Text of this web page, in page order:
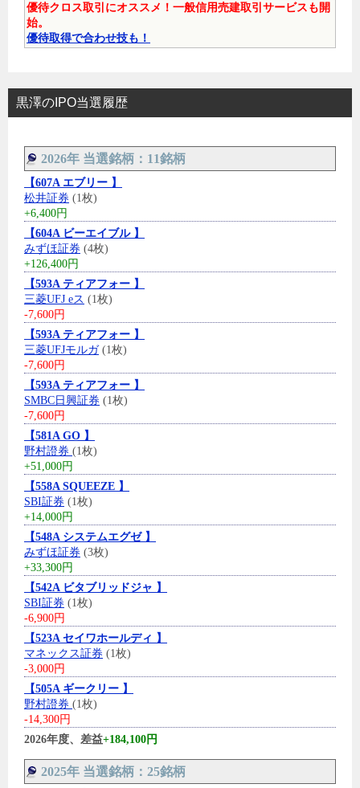
優待クロス取引にオススメ！一般信用売建取引サービスも開
始。
優待取得で合わせ技も！
黒澤のIPO当選履歴
2026年 当選銘柄：11銘柄
【607A エブリー 】
松井証券 (1枚)
+6,400円
【604A ビーエイブル 】
みずほ証券 (4枚)
+126,400円
【593A ティアフォー 】
三菱UFJ eス (1枚)
-7,600円
【593A ティアフォー 】
三菱UFJモルガ(1枚)
-7,600円
【593A ティアフォー 】
SMBC日興証券 (1枚)
-7,600円
【581A GO 】
野村證券 (1枚)
+51,000円
【558A SQUEEZE 】
SBI証券 (1枚)
+14,000円
【548A システムエグゼ 】
みずほ証券 (3枚)
+33,300円
【542A ビタブリッドジャ 】
SBI証券 (1枚)
-6,900円
【523A セイワホールディ 】
マネックス証券 (1枚)
-3,000円
【505A ギークリー 】
野村證券 (1枚)
-14,300円
2026年度、差益+184,100円
2025年 当選銘柄：25銘柄